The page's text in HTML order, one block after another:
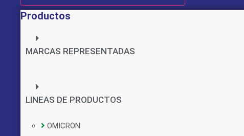
Productos
MARCAS REPRESENTADAS
LINEAS DE PRODUCTOS
OMICRON